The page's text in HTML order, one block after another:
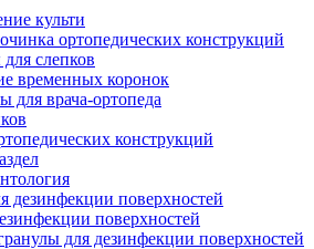
культи
ортопедических конструкций
слепков
временных коронок
для врача-ортопеда
конструкций
дезинфекции поверхностей
поверхностей
для дезинфекции поверхностей